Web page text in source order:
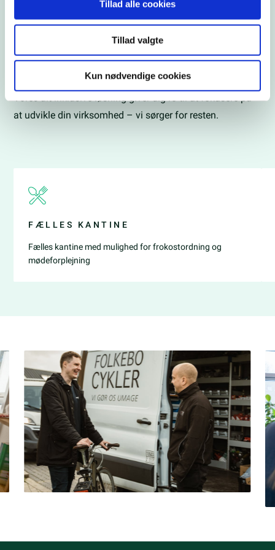
Tillad alle cookies
Tillad valgte
Kun nødvendige cookies
end bare et kontor – du får adgang til et stærkt
fællesskab af etablerede virksomheder, scaleups og
iværksættere, der skaber værdi sammen.
Vores alt-inklusive løsning giver dig ro til at fokusere på
at udvikle din virksomhed – vi sørger for resten.
FÆLLES KANTINE
Fælles kantine med mulighed for frokostordning og
mødeforplejning